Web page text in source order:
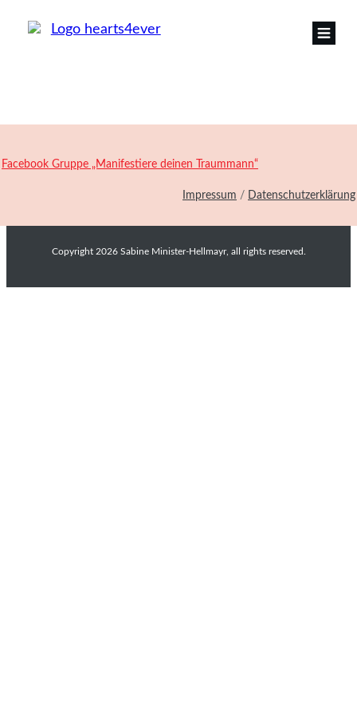
Facebook Gruppe „Manifestiere deinen Traummann“
Impressum / Datenschutzerklärung
Copyright 2026 Sabine Minister-Hellmayr, all rights reserved.